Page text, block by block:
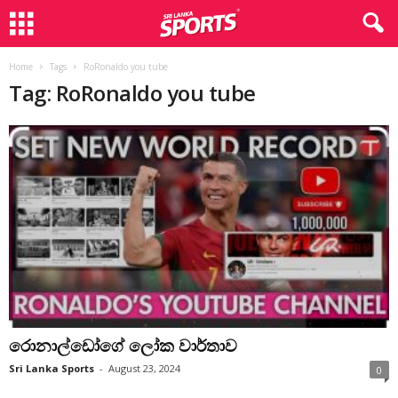
Home Tags RoRonaldo you tube
Tag: RoRonaldo you tube
රොනාල්ඩෝගේ ලෝක වාර්තාව
Sri Lanka Sports - August 23, 2024 0